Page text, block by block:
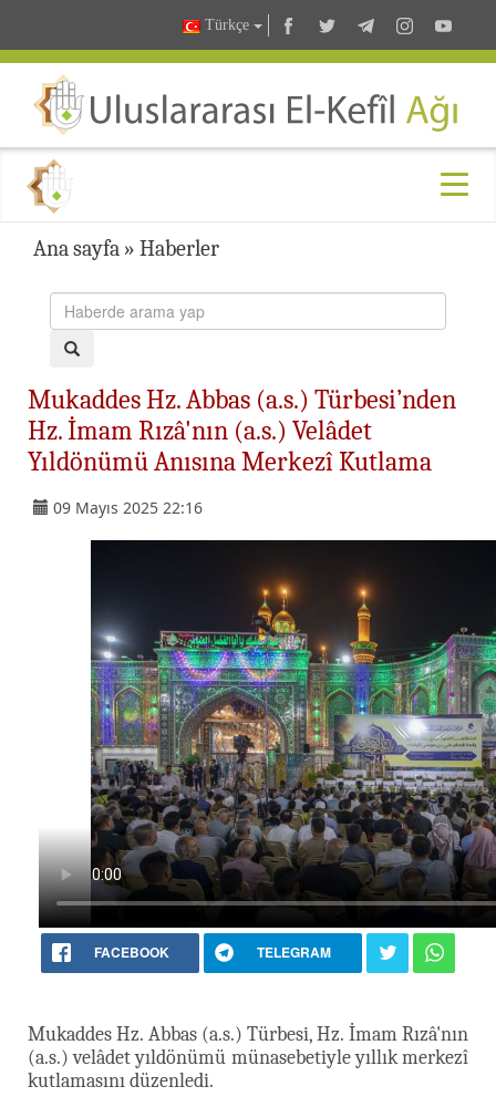
Türkçe
Ana sayfa » Haberler
Mukaddes Hz. Abbas (a.s.) Türbesi’nden
Hz. İmam Rızâ'nın (a.s.) Velâdet
Yıldönümü Anısına Merkezî Kutlama
09 Mayıs 2025 22:16
FACEBOOK TELEGRAM
Mukaddes Hz. Abbas (a.s.) Türbesi, Hz. İmam Rızâ'nın
(a.s.) velâdet yıldönümü münasebetiyle yıllık merkezî
kutlamasını düzenledi.